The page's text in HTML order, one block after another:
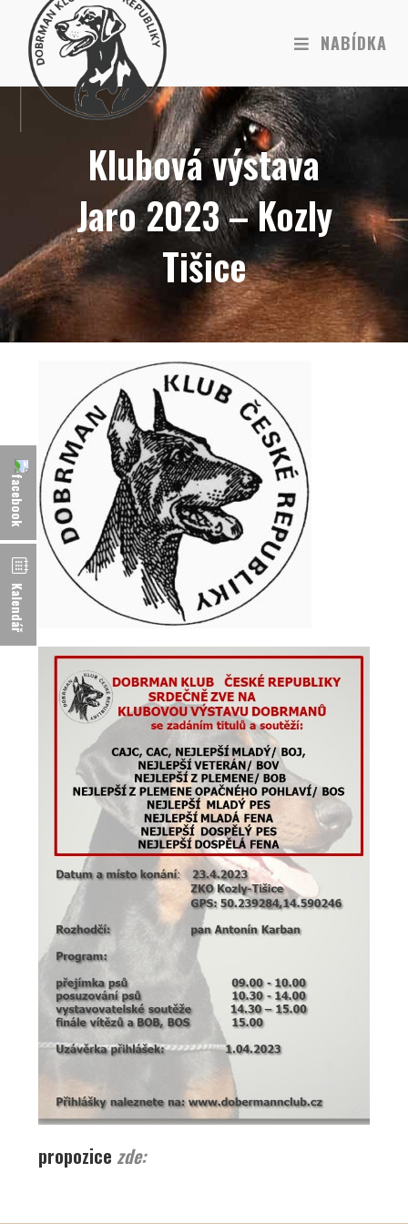
NABÍDKA
Klubová výstava
Jaro 2023 – Kozly
Tišice
propozice zde:
Kalendář